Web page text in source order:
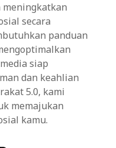
meningkatkan
secara
panduan
siap
dan keahlian
5.0, kami
memajukan
kamu.